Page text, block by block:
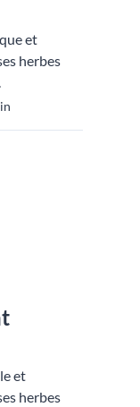
et
herbes
et
herbes